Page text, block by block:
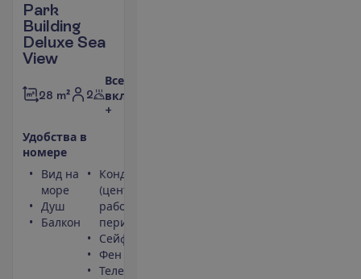
Park
Building
Deluxe Sea
View
28 m² 2
Все
включено
+
Удобства в
номере
Вид на
море
Душ
Балкон
Кондиционер
(центральный,
работает
периодически)
Сейф
Фен
Телевизор